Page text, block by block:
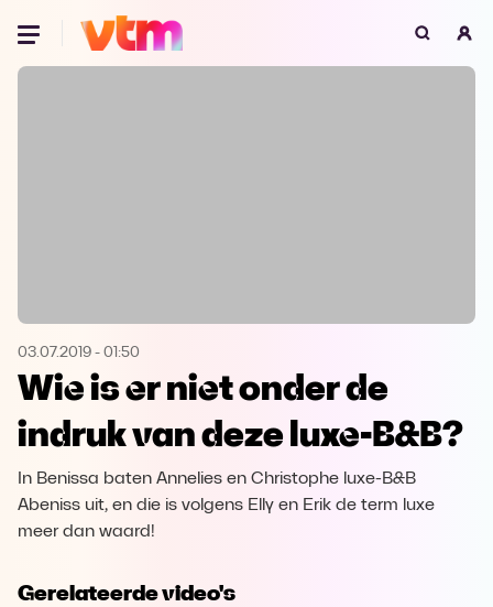
Oeps, browser niet ondersteund
Microsoft Edge Download
Opera Download
03.07.2019 - 01:50
Wie is er niet onder de
indruk van deze luxe-B&B?
In Benissa baten Annelies en Christophe luxe-B&B
Abeniss uit, en die is volgens Elly en Erik de term luxe
meer dan waard!
Gerelateerde video's